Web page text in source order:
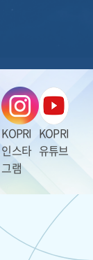
KOPRI
인스타
그램
KOPRI
유튜브